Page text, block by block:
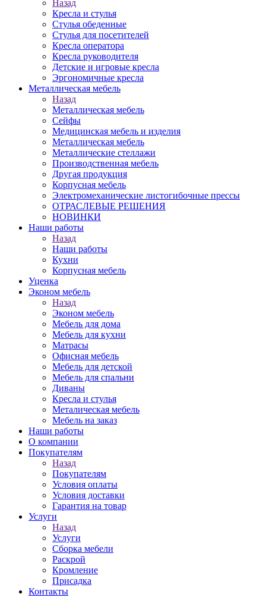
Назад
Кресла и стулья
Стулья обеденные
Стулья для посетителей
Кресла оператора
Кресла руководителя
Детские и игровые кресла
Эргономичные кресла
Металлическая мебель
Назад
Металлическая мебель
Сейфы
Медицинская мебель и изделия
Металлическая мебель
Металлические стеллажи
Производственная мебель
Другая продукция
Корпусная мебель
Электромеханические листогибочные прессы
ОТРАСЛЕВЫЕ РЕШЕНИЯ
НОВИНКИ
Наши работы
Назад
Наши работы
Кухни
Корпусная мебель
Уценка
Эконом мебель
Назад
Эконом мебель
Мебель для дома
Мебель для кухни
Матрасы
Офисная мебель
Мебель для детской
Мебель для спальни
Диваны
Кресла и стулья
Металическая мебель
Мебель на заказ
Наши работы
О компании
Покупателям
Назад
Покупателям
Условия оплаты
Условия доставки
Гарантия на товар
Услуги
Назад
Услуги
Сборка мебели
Раскрой
Кромление
Присадка
Контакты